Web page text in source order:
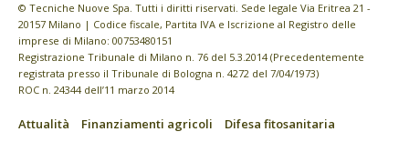
© Tecniche Nuove Spa. Tutti i diritti riservati. Sede legale Via Eritrea 21 -
20157 Milano | Codice fiscale, Partita IVA e Iscrizione al Registro delle
imprese di Milano: 00753480151
Registrazione Tribunale di Milano n. 76 del 5.3.2014 (Precedentemente
registrata presso il Tribunale di Bologna n. 4272 del 7/04/1973)
ROC n. 24344 dell’11 marzo 2014
Attualità Finanziamenti agricoli
Difesa fitosanitaria